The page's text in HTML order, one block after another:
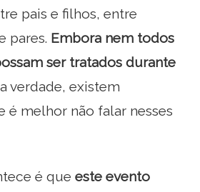
pais e filhos, entre
pares. Embora nem todos
ser tratados durante
verdade, existem
é melhor não falar nesses
é que este evento